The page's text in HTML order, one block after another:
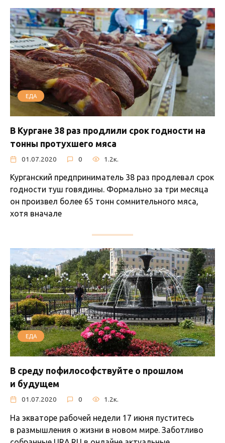
ЕДА
В Кургане 38 раз продлили срок годности на
тонны протухшего мяса
01.07.2020 0 1.2к.
Курганский предприниматель 38 раз продлевал срок
годности туш говядины. Формально за три месяца
он произвел более 65 тонн сомнительного мяса,
хотя вначале
ЕДА
В среду пофилософствуйте о прошлом
и будущем
01.07.2020 0 1.2к.
На экваторе рабочей недели 17 июня пуститесь
в размышления о жизни в новом мире. Заботливо